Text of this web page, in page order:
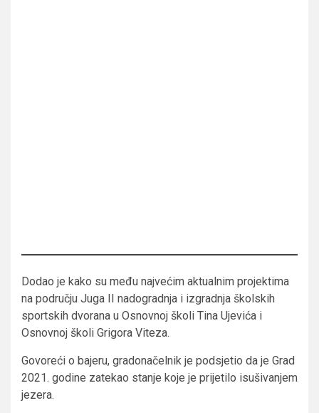
Dodao je kako su među najvećim aktualnim projektima
na području Juga II nadogradnja i izgradnja školskih
sportskih dvorana u Osnovnoj školi Tina Ujevića i
Osnovnoj školi Grigora Viteza.
Govoreći o bajeru, gradonačelnik je podsjetio da je Grad
2021. godine zatekao stanje koje je prijetilo isušivanjem
jezera.